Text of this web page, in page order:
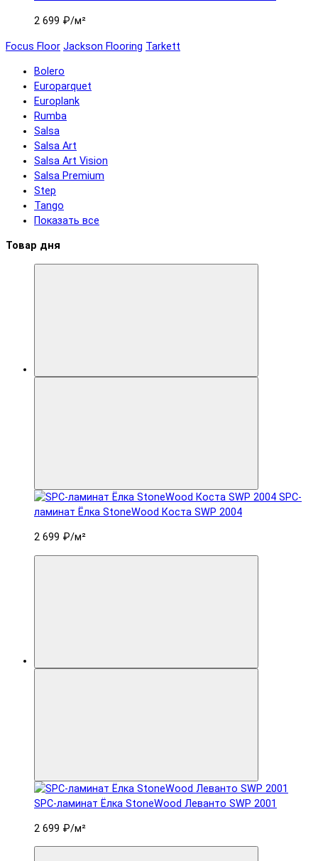
2 699 ₽/м²
Focus Floor Jackson Flooring Tarkett
Bolero
Europarquet
Europlank
Rumba
Salsa
Salsa Art
Salsa Art Vision
Salsa Premium
Step
Tango
Показать все
Товар дня
SPC-
ламинат Ëлка StoneWood Коста SWP 2004
2 699 ₽/м²
SPC-ламинат Ëлка StoneWood Леванто SWP 2001
2 699 ₽/м²